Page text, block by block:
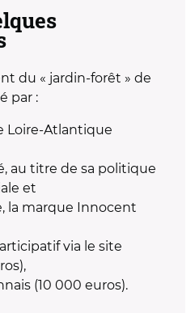
du « jardin-forêt » de
par :
Loire-Atlantique
au titre de sa politique
et
la marque Innocent
via le site
(10 000 euros).